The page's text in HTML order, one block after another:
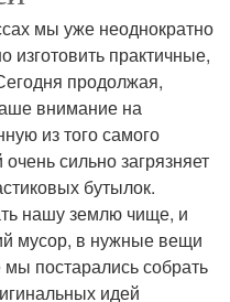
мы уже неоднократно
изготовить практичные,
продолжая,
внимание на
из того самого
сильно загрязняет
бутылок.
нашу землю чище, и
мусор, в нужные вещи
постарались собрать
идей